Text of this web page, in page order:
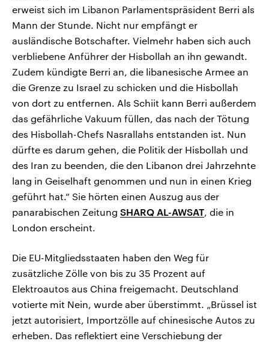
erweist sich im Libanon Parlamentspräsident Berri als
Mann der Stunde. Nicht nur empfängt er
ausländische Botschafter. Vielmehr haben sich auch
verbliebene Anführer der Hisbollah an ihn gewandt.
Zudem kündigte Berri an, die libanesische Armee an
die Grenze zu Israel zu schicken und die Hisbollah
von dort zu entfernen. Als Schiit kann Berri außerdem
das gefährliche Vakuum füllen, das nach der Tötung
des Hisbollah-Chefs Nasrallahs entstanden ist. Nun
dürfte es darum gehen, die Politik der Hisbollah und
des Iran zu beenden, die den Libanon drei Jahrzehnte
lang in Geiselhaft genommen und nun in einen Krieg
geführt hat.“ Sie hörten einen Auszug aus der
panarabischen Zeitung SHARQ AL-AWSAT, die in
London erscheint.
Die EU-Mitgliedsstaaten haben den Weg für
zusätzliche Zölle von bis zu 35 Prozent auf
Elektroautos aus China freigemacht. Deutschland
votierte mit Nein, wurde aber überstimmt. „Brüssel ist
jetzt autorisiert, Importzölle auf chinesische Autos zu
erheben. Das reflektiert eine Verschiebung der